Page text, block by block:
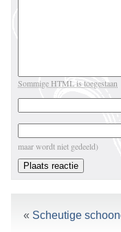
Sommige HTML is toegestaan
maar wordt niet gedeeld)
« Scheutige